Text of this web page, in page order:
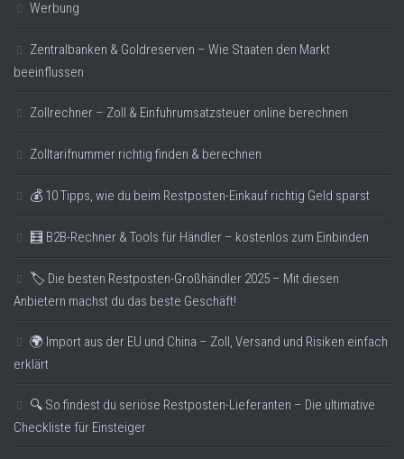
Werbung
Zentralbanken & Goldreserven – Wie Staaten den Markt
beeinflussen
Zollrechner – Zoll & Einfuhrumsatzsteuer online berechnen
Zolltarifnummer richtig finden & berechnen
💰 10 Tipps, wie du beim Restposten-Einkauf richtig Geld sparst
🧮 B2B-Rechner & Tools für Händler – kostenlos zum Einbinden
🏷️ Die besten Restposten-Großhändler 2025 – Mit diesen
Anbietern machst du das beste Geschäft!
🌍 Import aus der EU und China – Zoll, Versand und Risiken einfach
erklärt
🔍 So findest du seriöse Restposten-Lieferanten – Die ultimative
Checkliste für Einsteiger